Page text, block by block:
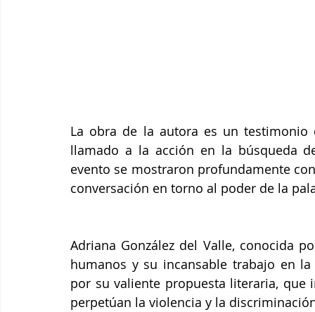
La obra de la autora es un
llamado a la acción en la búsqueda
evento se mostraron profundamente
conversación en torno al poder de la
Adriana González del Valle, conocida
humanos y su incansable trabajo en
por su valiente propuesta literaria, que
perpetúan la violencia y la